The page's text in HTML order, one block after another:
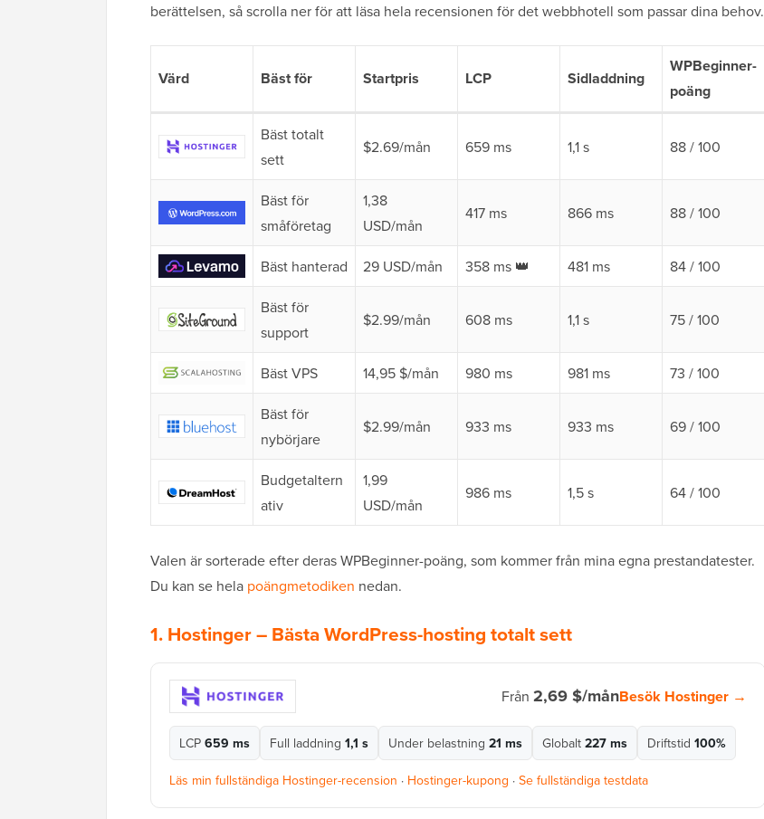
berättelsen, så scrolla ner för att läsa hela recensionen för det webbhotell som passar dina behov.
Värd Bäst för Startpris LCP Sidladdning
WPBeginner-
poäng
Bäst totalt
sett
$2.69/mån 659 ms 1,1 s 88 / 100
Bäst för
småföretag
1,38
USD/mån
417 ms 866 ms 88 / 100
Bäst hanterad 29 USD/mån 358 ms 👑 481 ms 84 / 100
Bäst för
support
$2.99/mån 608 ms 1,1 s 75 / 100
Bäst VPS 14,95 $/mån 980 ms 981 ms 73 / 100
Bäst för
nybörjare
$2.99/mån 933 ms 933 ms 69 / 100
Budgetaltern
ativ
1,99
USD/mån
986 ms 1,5 s 64 / 100
Valen är sorterade efter deras WPBeginner-poäng, som kommer från mina egna prestandatester.
Du kan se hela poängmetodiken nedan.
1.Hostinger– Bästa WordPress-hosting totalt sett
Från 2,69 $/månBesök Hostinger →
LCP 659 ms Full laddning 1,1 s Under belastning 21 ms Globalt 227 ms Driftstid 100%
Läs min fullständiga Hostinger-recension · Hostinger-kupong · Se fullständiga testdata